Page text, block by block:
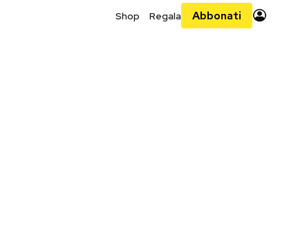
Shop Regala Abbonati